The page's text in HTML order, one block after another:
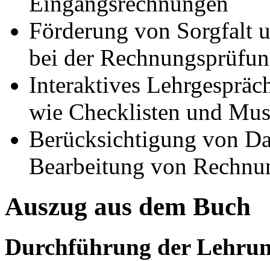
Förderung von Sorgfalt
bei der
Interaktives
wie Checklisten und
Berücksichtigung von
Bearbeitung von
Auszug aus dem Buch
Durchführung der